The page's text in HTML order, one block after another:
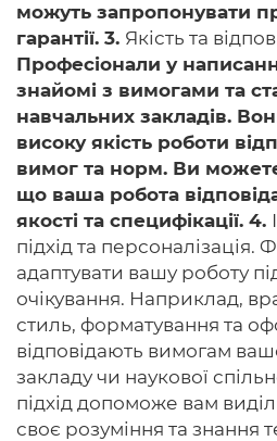
можуть запропонувати
гарантії. 3. Якість та
Професіонали у
знайомі з вимогами та
навчальних закладів.
високу якість роботи
вимог та норм. Ви
що ваша робота
якості та специфікації. 4.
підхід та персоналізація.
адаптувати вашу роботу
очікування. Наприклад,
стиль, форматування та
відповідають вимогам
закладу чи наукової
підхід допоможе вам
своє розуміння та знання